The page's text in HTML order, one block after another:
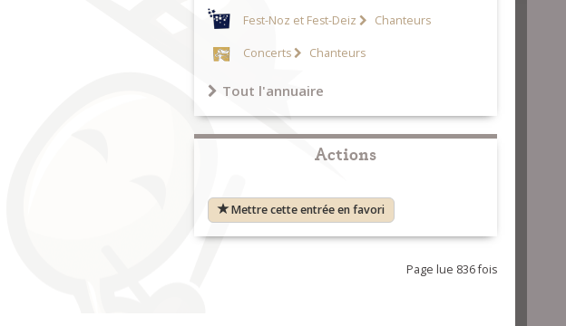
Fest-Noz et Fest-Deiz Chanteurs
Concerts Chanteurs
Tout l'annuaire
Actions
Mettre cette entrée en favori
Page lue 836 fois